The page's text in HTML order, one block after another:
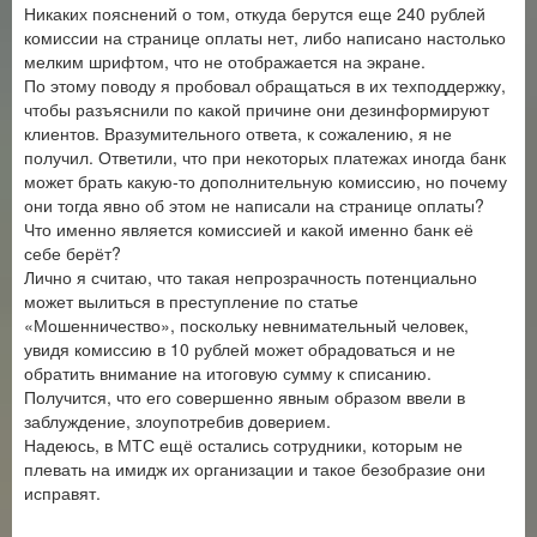
Никаких пояснений о том, откуда берутся еще 240 рублей
комиссии на странице оплаты нет, либо написано настолько
мелким шрифтом, что не отображается на экране.
По этому поводу я пробовал обращаться в их техподдержку,
чтобы разъяснили по какой причине они дезинформируют
клиентов. Вразумительного ответа, к сожалению, я не
получил. Ответили, что при некоторых платежах иногда банк
может брать какую-то дополнительную комиссию, но почему
они тогда явно об этом не написали на странице оплаты?
Что именно является комиссией и какой именно банк её
себе берёт?
Лично я считаю, что такая непрозрачность потенциально
может вылиться в преступление по статье
«Мошенничество», поскольку невнимательный человек,
увидя комиссию в 10 рублей может обрадоваться и не
обратить внимание на итоговую сумму к списанию.
Получится, что его совершенно явным образом ввели в
заблуждение, злоупотребив доверием.
Надеюсь, в МТС ещё остались сотрудники, которым не
плевать на имидж их организации и такое безобразие они
исправят.